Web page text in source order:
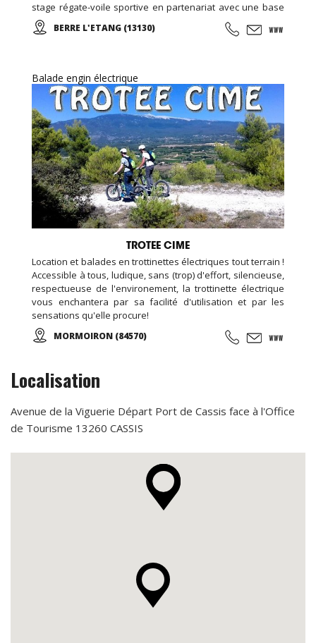
stage régate-voile sportive en partenariat avec une base
de voile... Croisières et sorties sur mesure pour les
groupes, familles, ados, congrès.
BERRE L'ETANG (13130)
Balade engin électrique
TROTEE CIME
Location et balades en trottinettes électriques tout terrain !
Accessible à tous, ludique, sans (trop) d'effort, silencieuse,
respectueuse de l'environement, la trottinette électrique
vous enchantera par sa facilité d'utilisation et par les
sensations qu'elle procure!
MORMOIRON (84570)
Localisation
Avenue de la Viguerie Départ Port de Cassis face à l'Office
de Tourisme 13260 CASSIS